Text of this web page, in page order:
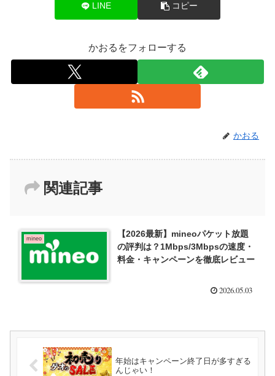
LINE コピー
かおるをフォローする
かおる
関連記事
mineo
【2026最新】mineoパケット放題
の評判は？1Mbps/3Mbpsの速度・
料金・キャンペーンを徹底レビュー
2026.05.03
年始はキャンペーン終了日が多すぎる
んじゃい！